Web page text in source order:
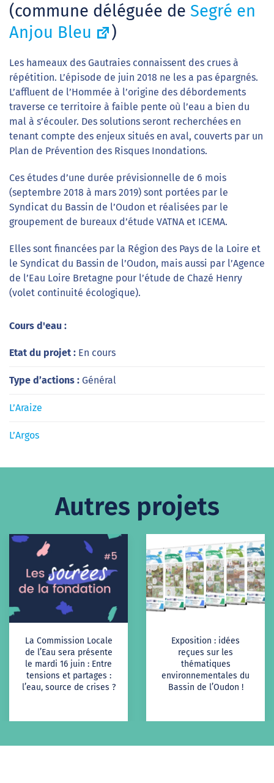
(commune déléguée de Segré en
Anjou Bleu
)
Les hameaux des Gautraies connaissent des crues à
répétition. L’épisode de juin 2018 ne les a pas épargnés.
L’affluent de l’Hommée à l’origine des débordements
traverse ce territoire à faible pente où l’eau a bien du
mal à s’écouler. Des solutions seront recherchées en
tenant compte des enjeux situés en aval, couverts par un
Plan de Prévention des Risques Inondations.
Ces études d’une durée prévisionnelle de 6 mois
(septembre 2018 à mars 2019) sont portées par le
Syndicat du Bassin de l’Oudon et réalisées par le
groupement de bureaux d’étude VATNA et ICEMA.
Elles sont financées par la Région des Pays de la Loire et
le Syndicat du Bassin de l’Oudon, mais aussi par l’Agence
de l’Eau Loire Bretagne pour l’étude de Chazé Henry
(volet continuité écologique).
Cours d'eau :
Etat du projet : En cours
Type d’actions : Général
L’Araize
L’Argos
Autres projets
La Commission Locale
de l’Eau sera présente
le mardi 16 juin : Entre
tensions et partages :
l’eau, source de crises ?
Exposition : idées
reçues sur les
thématiques
environnementales du
Bassin de l’Oudon !